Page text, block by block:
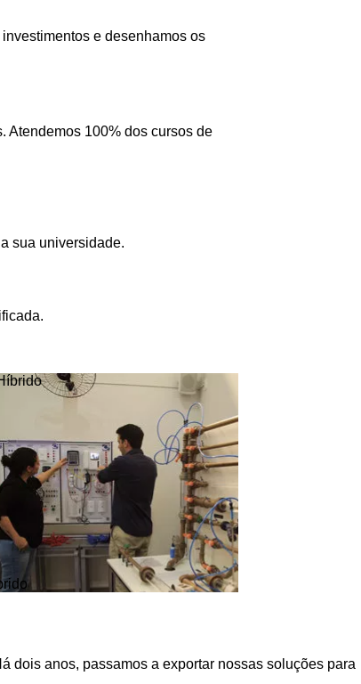
e desenhamos os
Atendemos 100% dos cursos de
sua universidade.
dois anos, passamos a exportar nossas soluções para